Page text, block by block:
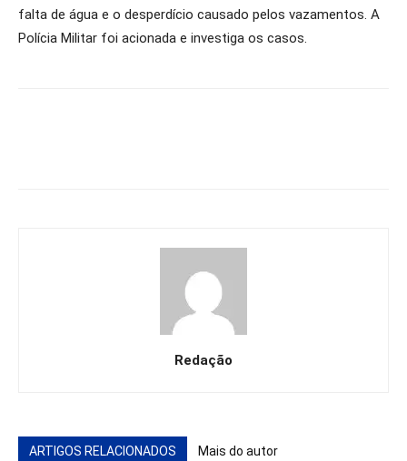
falta de água e o desperdício causado pelos vazamentos. A
Polícia Militar foi acionada e investiga os casos.
Redação
ARTIGOS RELACIONADOS Mais do autor